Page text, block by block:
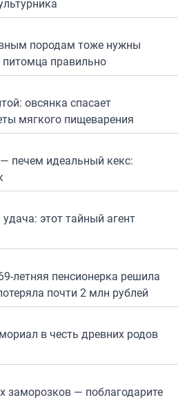
породам тоже нужны
питомца правильно
овсянка спасает
мягкого пищеварения
печем идеальный кекс:
этот тайный агент
летняя пенсионерка решила
почти 2 млн рублей
в честь древних родов
заморозков — поблагодарите